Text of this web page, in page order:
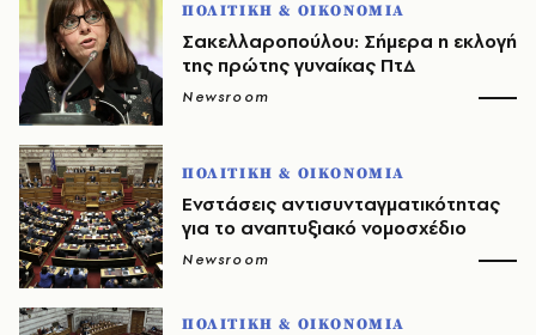
ΠΟΛΙΤΙΚΗ & ΟΙΚΟΝΟΜΙΑ
Σακελλαροπούλου: Σήμερα η εκλογή
της πρώτης γυναίκας ΠτΔ
Newsroom
ΠΟΛΙΤΙΚΗ & ΟΙΚΟΝΟΜΙΑ
Ενστάσεις αντισυνταγματικότητας
για το αναπτυξιακό νομοσχέδιο
Newsroom
ΠΟΛΙΤΙΚΗ & ΟΙΚΟΝΟΜΙΑ